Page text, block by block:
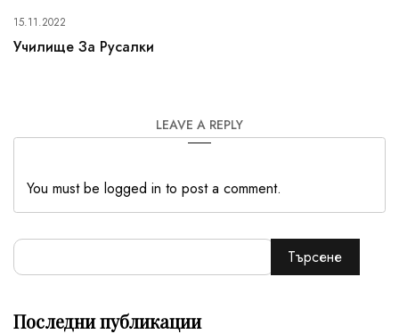
15.11.2022
Училище За Русалки
LEAVE A REPLY
You must be logged in to post a comment.
Търсене
Последни публикации